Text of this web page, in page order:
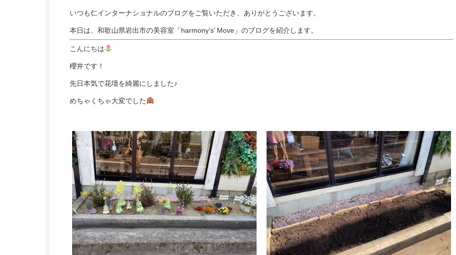
いつも仁インターナショナルのブログをご覧いただき、ありがとうございます。
本日は、和歌山県岩出市の美容室「harmony’s’ Move」のブログを紹介します。
こんにちは
櫻井です！
先日本気で花壇を綺麗にしました♪
めちゃくちゃ大変でした